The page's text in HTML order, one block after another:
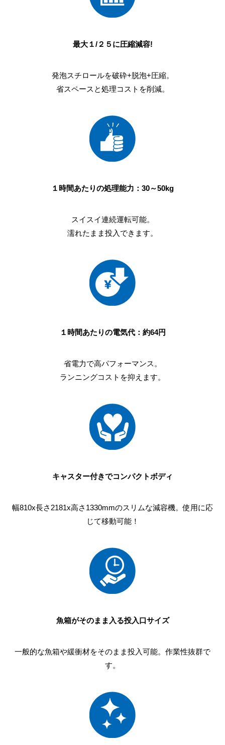
最大１/２５に圧縮減容!
発泡スチロールを破砕+脱泡+圧縮。
省スペースと処理コストを削減。
１時間あたりの処理能力：30～50kg
スイスイ連続運転可能。
濡れたまま投入できます。
１時間あたりの電気代：約64円
省電力で高パフォーマンス。
ランニングコストを抑えます。
キャスター付きでコンパクトボディ
幅810x長さ2181x高さ1330mmのスリムな減容機。使用に応
じて移動可能！
魚箱がそのまま入る投入口サイズ
一般的な魚箱や緩衝材をそのまま投入可能。作業性抜群で
す。